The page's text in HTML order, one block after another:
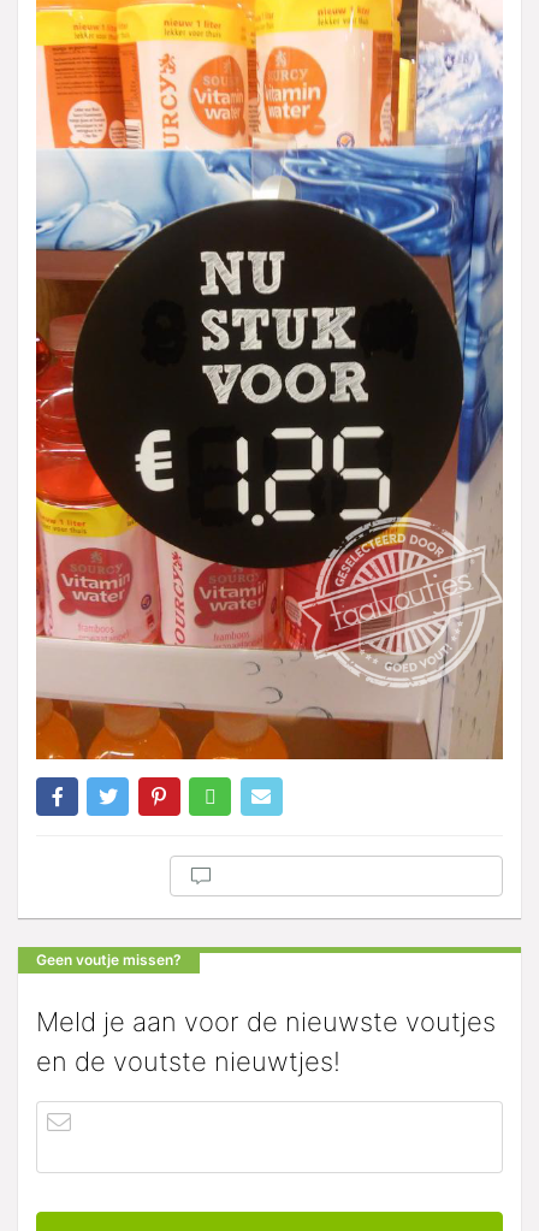
Geen voutje missen?
Meld je aan voor de nieuwste voutjes
en de voutste nieuwtjes!